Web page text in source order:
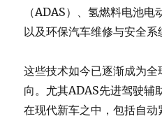
（ADAS）、氢燃料电池
以及环保汽车维修与安全系
这些技术如今已逐渐成为
向。尤其ADAS先进驾驶辅
在现代新车之中，包括自